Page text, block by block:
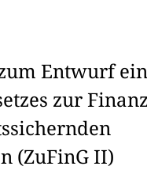
Entwurf
zur
(ZuFinG II)